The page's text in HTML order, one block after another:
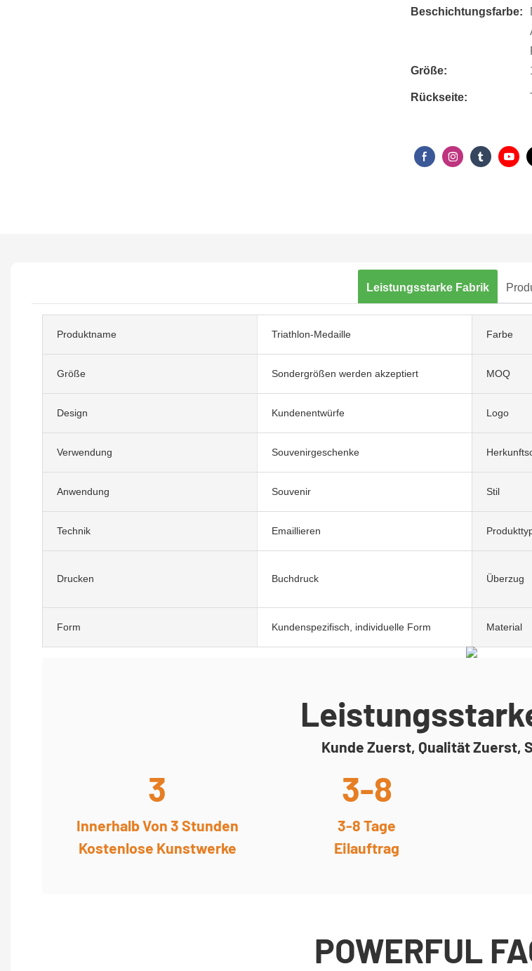
Beschichtungsfarbe:
Größe:
Rückseite:
Leistungsstarke Fabrik
Produktname Triathlon-Medaille Farbe
Größe Sondergrößen werden akzeptiert MOQ
Design Kundenentwürfe Logo
Verwendung Souvenirgeschenke
Anwendung Souvenir Stil
Technik Emaillieren
Drucken Buchdruck Überzug
Form Kundenspezifisch, individuelle Form Material
Kunde Zuerst, Qualität Zuerst,
3
Innerhalb Von 3 Stunden
Kostenlose Kunstwerke
3-8
3-8 Tage
Eilauftrag
POWERFUL